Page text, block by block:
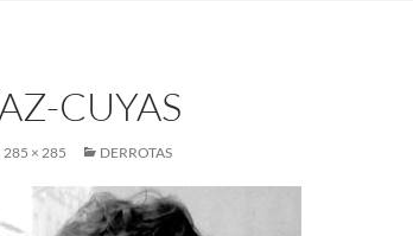
CUYAS
285 × 285 DERROTAS